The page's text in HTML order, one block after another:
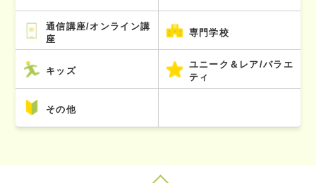
通信講座/オンライン講
座
専門学校
キッズ
ユニーク＆レア/バラエ
ティ
その他